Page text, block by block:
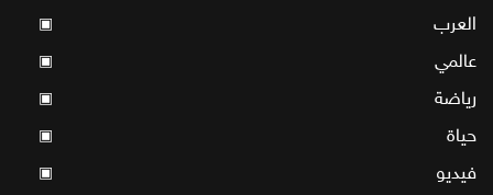
العرب ▣
عالمي ▣
رياضة ▣
حياة ▣
فيديو ▣